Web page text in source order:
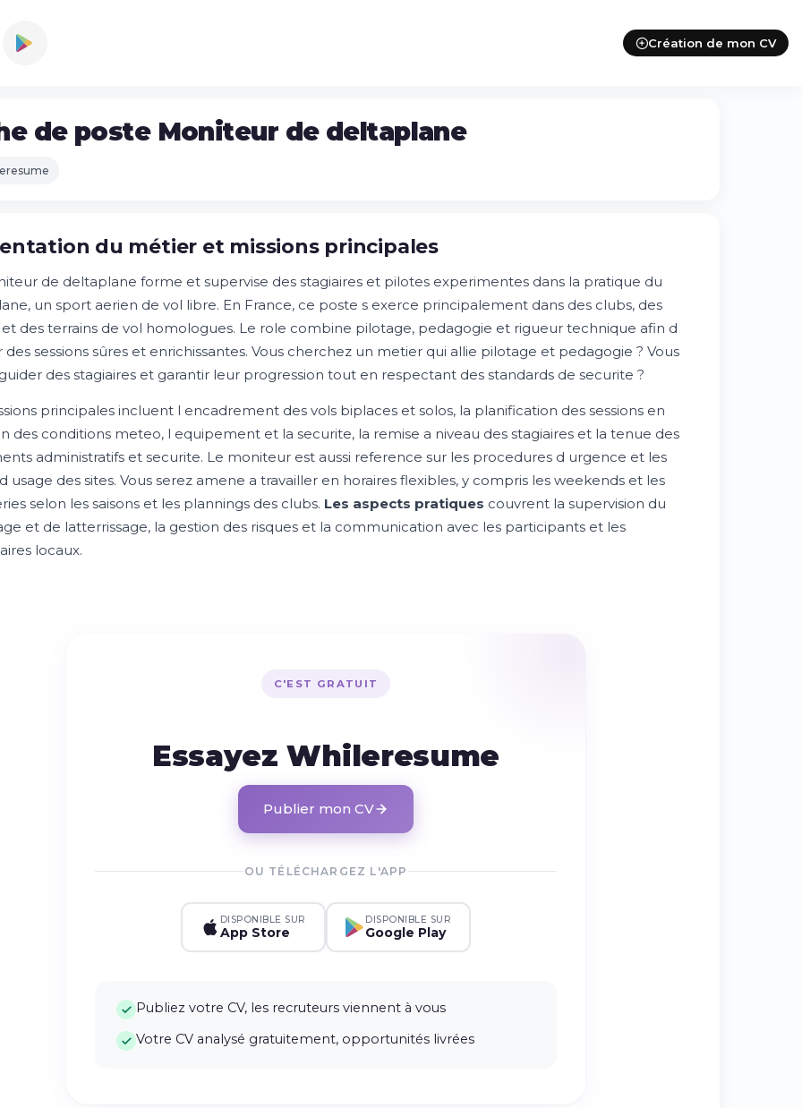
Création de mon CV
de poste Moniteur de deltaplane
du métier et missions principales
de deltaplane forme et supervise des stagiaires et pilotes experimentes dans la pratique du
un sport aerien de vol libre. En France, ce poste s exerce principalement dans des clubs, des
des terrains de vol homologues. Le role combine pilotage, pedagogie et rigueur technique afin d
des sessions sûres et enrichissantes. Vous cherchez un metier qui allie pilotage et pedagogie ? Vous
des stagiaires et garantir leur progression tout en respectant des standards de securite ?
principales incluent l encadrement des vols biplaces et solos, la planification des sessions en
des conditions meteo, l equipement et la securite, la remise a niveau des stagiaires et la tenue des
administratifs et securite. Le moniteur est aussi reference sur les procedures d urgence et les
usage des sites. Vous serez amene a travailler en horaires flexibles, y compris les weekends et les
selon les saisons et les plannings des clubs. Les aspects pratiques couvrent la supervision du
et de latterrissage, la gestion des risques et la communication avec les participants et les
locaux.
C'EST GRATUIT
Essayez Whileresume
Publier mon CV
OU TÉLÉCHARGEZ L'APP
DISPONIBLE SUR
App Store
DISPONIBLE SUR
Google Play
Publiez votre CV, les recruteurs viennent à vous
Votre CV analysé gratuitement, opportunités livrées